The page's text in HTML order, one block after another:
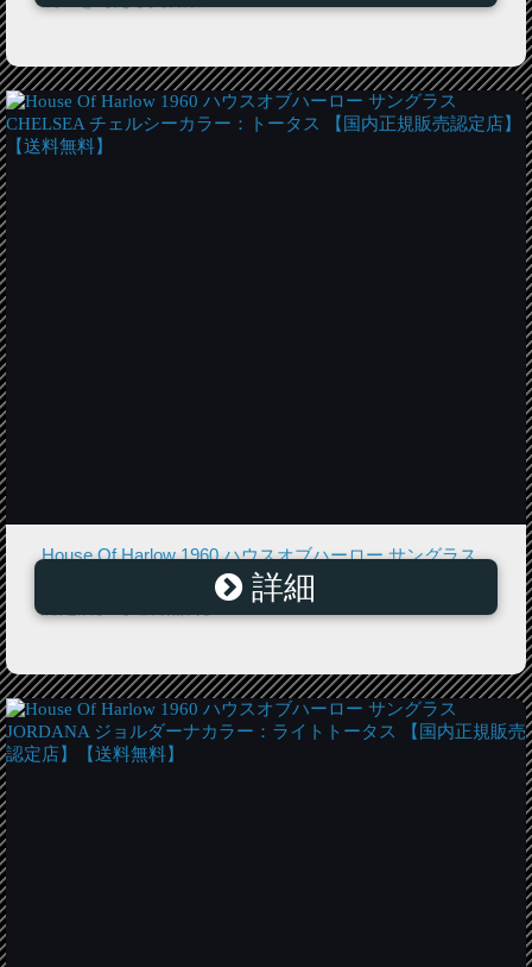
House Of Harlow 1960 ハウスオブハーロー サングラス
CHELSEA チェルシーカラー：トータス 【国内正規販売
詳細